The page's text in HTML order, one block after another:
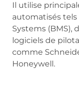
Il utilise
automatisés
Systems (BMS),
logiciels de
comme
Honeywell.